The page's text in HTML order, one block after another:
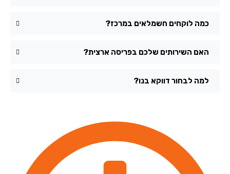
כמה לוקחים חשמלאים במרכז?
האם השירותים שלכם בפריסה ארצית?
למה לבחור דווקא בנו?